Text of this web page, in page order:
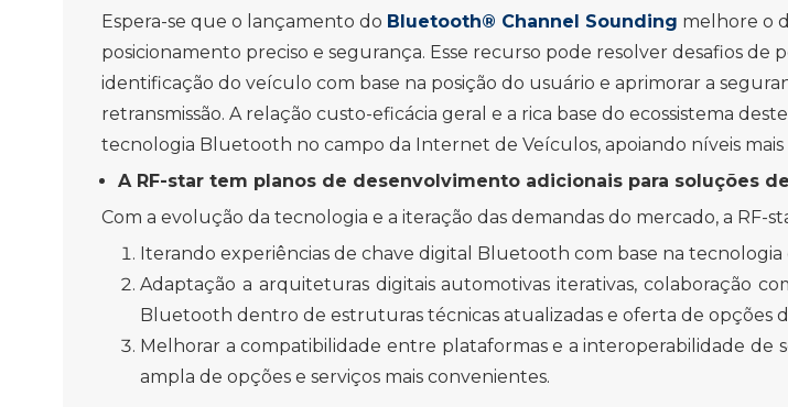
Espera-se que o lançamento do Bluetooth® Channel Sounding melhore o
posicionamento preciso e segurança. Esse recurso pode resolver desafios
identificação do veículo com base na posição do usuário e aprimorar a
retransmissão. A relação custo-eficácia geral e a rica base do ecossistema
tecnologia Bluetooth no campo da Internet de Veículos, apoiando níveis
A RF-star tem planos de desenvolvimento adicionais para soluções
Com a evolução da tecnologia e a iteração das demandas do mercado, a RF-
Iterando experiências de chave digital Bluetooth com base na tecnologia
Adaptação a arquiteturas digitais automotivas iterativas, colaboração
Bluetooth dentro de estruturas técnicas atualizadas e oferta de opções
Melhorar a compatibilidade entre plataformas e a interoperabilidade de
ampla de opções e serviços mais convenientes.